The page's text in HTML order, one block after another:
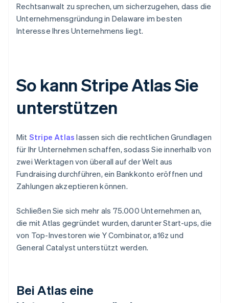
Rechtsanwalt zu sprechen, um sicherzugehen, dass die
Unternehmensgründung in Delaware im besten
Interesse Ihres Unternehmens liegt.
So kann Stripe Atlas Sie
unterstützen
Mit Stripe Atlas lassen sich die rechtlichen Grundlagen
für Ihr Unternehmen schaffen, sodass Sie innerhalb von
zwei Werktagen von überall auf der Welt aus
Fundraising durchführen, ein Bankkonto eröffnen und
Zahlungen akzeptieren können.
Schließen Sie sich mehr als 75.000 Unternehmen an,
die mit Atlas gegründet wurden, darunter Start-ups, die
von Top-Investoren wie Y Combinator, a16z und
General Catalyst unterstützt werden.
Bei Atlas eine